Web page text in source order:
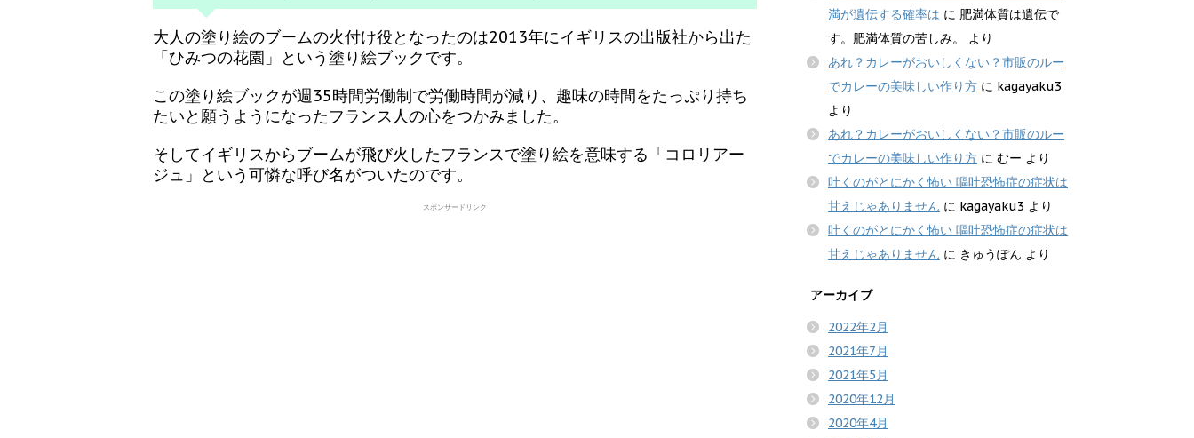
大人の塗り絵のブームの火付け役となったのは2013年にイギリスの出版社から出た
「ひみつの花園」という塗り絵ブックです。
この塗り絵ブックが週35時間労働制で労働時間が減り、趣味の時間をたっぷり持ち
たいと願うようになったフランス人の心をつかみました。
そしてイギリスからブームが飛び火したフランスで塗り絵を意味する「コロリアー
ジュ」という可憐な呼び名がついたのです。
スポンサードリンク
満が遺伝する確率は に 肥満体質は遺伝で
す。肥満体質の苦しみ。
より
あれ？カレーがおいしくない？市販のルー
でカレーの美味しい作り方 に kagayaku3
より
あれ？カレーがおいしくない？市販のルー
でカレーの美味しい作り方 に むー より
吐くのがとにかく怖い 嘔吐恐怖症の症状は
甘えじゃありません に kagayaku3 より
吐くのがとにかく怖い 嘔吐恐怖症の症状は
甘えじゃありません に きゅうぽん より
アーカイブ
2022年2月
2021年7月
2021年5月
2020年12月
2020年4月